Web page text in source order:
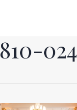
to search or ESC to close
024